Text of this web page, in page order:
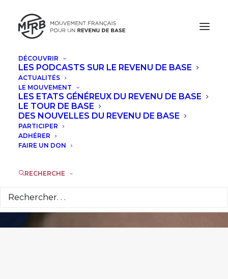
DÉCOUVRIR
LES PODCASTS SUR LE REVENU DE BASE
ACTUALITÉS
LE MOUVEMENT
LES ETATS GÉNÉREUX DU REVENU DE BASE
LE TOUR DE BASE
DES NOUVELLES DU REVENU DE BASE
PARTICIPER
ADHÉRER
FAIRE UN DON
RECHERCHE
Vers une économie
post-croissance pour
éradiquer la